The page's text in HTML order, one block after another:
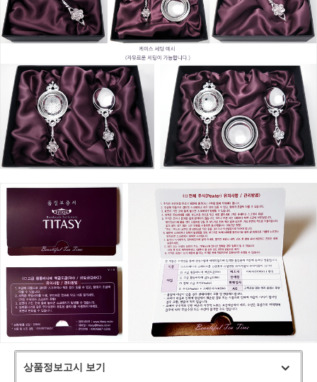
프 하세요!
상품정보고시 보기